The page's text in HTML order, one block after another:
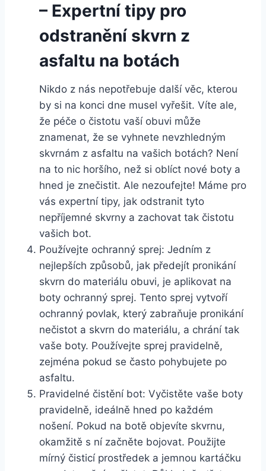
– Expertní tipy pro‍
odstranění skvrn ​z
asfaltu na botách
Nikdo z nás nepotřebuje další věc, ⁢kterou
by si⁣ na konci dne musel vyřešit. Víte ale,​
že péče‍ o čistotu vaší ‌obuvi může
⁣znamenat, že se vyhnete nevzhledným⁢
skvrnám ⁣z⁢ asfaltu⁢ na vašich​ botách? Není
na⁢ to nic⁢ horšího, než si‌ oblíct nové boty ⁤a
hned je znečistit. Ale nezoufejte! Máme pro
vás expertní tipy, jak odstranit tyto
nepříjemné skvrny‍ a zachovat tak čistotu⁣
vašich ⁤bot.
Používejte ‌ochranný sprej: Jedním z⁤
nejlepších ⁣způsobů, jak předejít​ pronikání‌
skvrn do ⁤materiálu obuvi, ‍je ⁢aplikovat na
boty ochranný sprej. Tento sprej vytvoří
⁢ochranný povlak,​ který⁢ zabraňuje pronikání
nečistot a ‌skvrn do materiálu, ⁣a chrání tak​
vaše‌ boty.⁣ Používejte sprej pravidelně,​
zejména pokud se často pohybujete po‍
asfaltu.
Pravidelné⁢ čistění bot:‍ Vyčistěte vaše boty
pravidelně, ​ideálně hned ‍po každém
nošení. Pokud na botě objevíte skvrnu,
okamžitě ‌s ní začněte bojovat. ‌Použijte⁣
mírný ​čisticí ⁤prostředek a⁤ jemnou⁢ kartáčku